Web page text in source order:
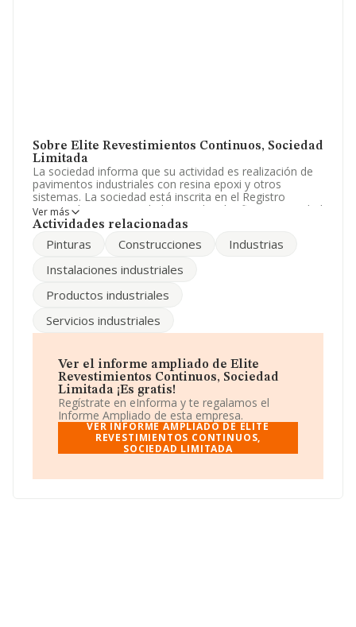
Sobre Elite Revestimientos Continuos, Sociedad
Limitada
La sociedad informa que su actividad es realización de
pavimentos industriales con resina epoxi y otros
sistemas. La sociedad está inscrita en el Registro
Mercantil como Sociedad Limitada. Clasifica su actividad
CNAE como 'Revestimiento de suelos y paredes',
mercados exteriores.
Acerca de la información en los distintos rankings: la
sectorial, pasando del 222 al 196. Éstas son algunas de
Pavimentos Tordesillas S.L
Soluciones Romero S.L; en cambio, el ranking coloca
Servicios S.L. Ha ganado 3.912 puestos en el ranking
nacional, pasando del 108.895 al 108.895. Aparecen
mejor posicionadas las siguientes compañías:
Electricidad Poval S.LyLaimo Canarias Sociedad
Limitada, sin embargo, adelanta empresas como
Connecting Visions Ecosystems S.LyMontajes
Industriales 3 Sociedad Limitada. La empresa ha
destacado por la subida de 40 puestos posicionándose
Ver más
Actividades relacionadas
Pinturas Construcciones
Industrias
Instalaciones industriales
Productos industriales
Servicios industriales
Ver el informe ampliado de Elite
Revestimientos Continuos, Sociedad
Limitada ¡Es gratis!
Regístrate en eInforma y te regalamos el
Informe Ampliado de esta empresa.
VER INFORME AMPLIADO DE ELITE
REVESTIMIENTOS CONTINUOS,
SOCIEDAD LIMITADA